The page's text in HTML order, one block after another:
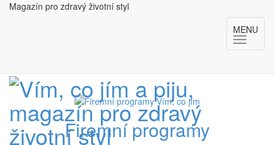
Magazín pro zdravý životní styl
MENU
Firemní programy